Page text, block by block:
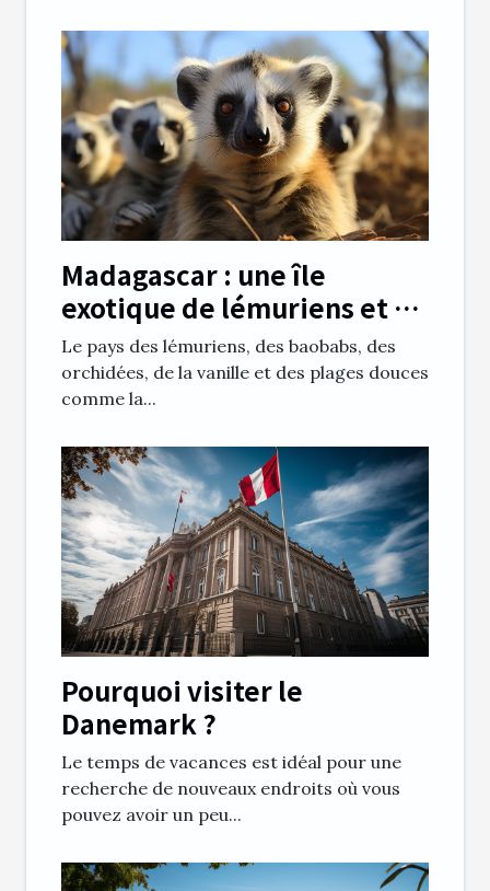
Madagascar : une île
exotique de lémuriens et de
baobabs
Le pays des lémuriens, des baobabs, des
orchidées, de la vanille et des plages douces
comme la...
Pourquoi visiter le
Danemark ?
Le temps de vacances est idéal pour une
recherche de nouveaux endroits où vous
pouvez avoir un peu...